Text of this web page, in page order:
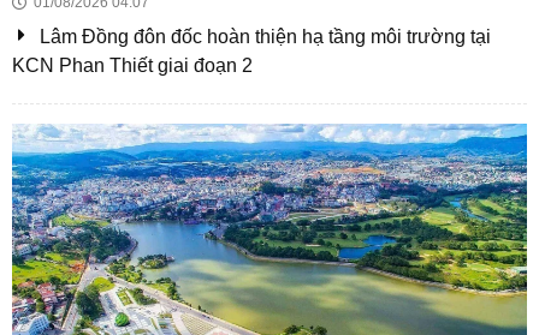
Nông trước năm 2027